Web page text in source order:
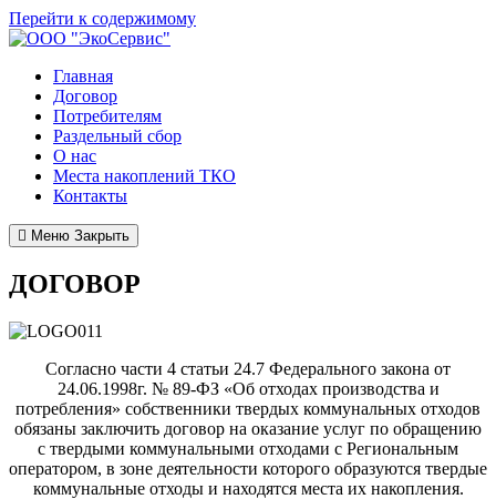
Перейти к содержимому
Главная
Договор
Потребителям
Раздельный сбор
О нас
Места накоплений ТКО
Контакты
Меню Закрыть
ДОГОВОР
Согласно части 4 статьи 24.7 Федерального закона от
24.06.1998г. № 89-ФЗ «Об отходах производства и
потребления» собственники твердых коммунальных отходов
обязаны заключить договор на оказание услуг по обращению
с твердыми коммунальными отходами с Региональным
оператором, в зоне деятельности которого образуются твердые
коммунальные отходы и находятся места их накопления.